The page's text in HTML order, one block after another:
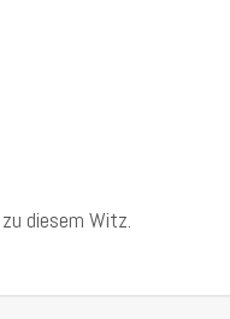
diesem Witz.